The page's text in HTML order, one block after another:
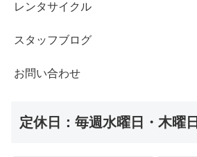
レンタサイクル
スタッフブログ
お問い合わせ
定休日：毎週水曜日・木曜日